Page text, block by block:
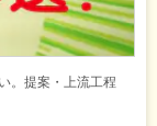
。提案・上流工程